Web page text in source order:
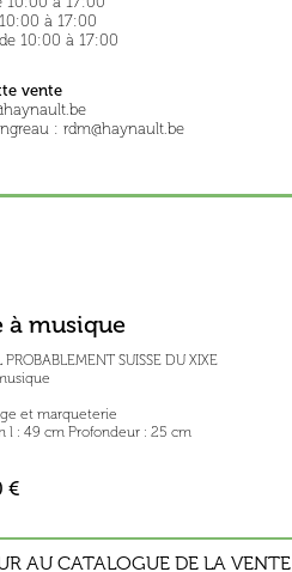
à 17:00
10:00 à 17:00
vente
: rdm@haynault.be
à musique
PROBABLEMENT SUISSE DU XIXE
et marqueterie
l : 49 cm Profondeur : 25 cm
€
AU CATALOGUE DE LA VENTE